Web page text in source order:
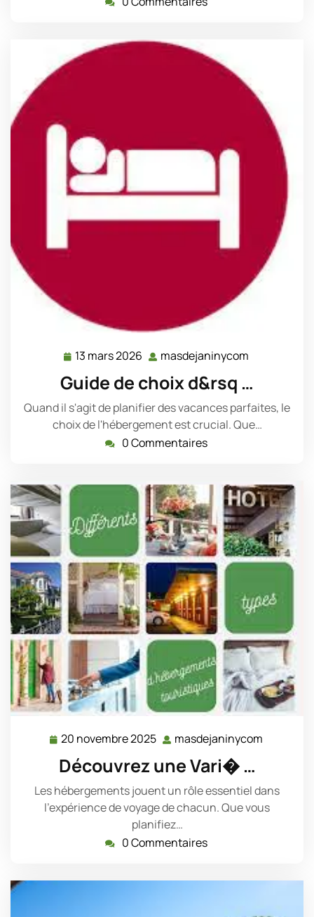
13 mars 2026 13
mars
2026
masdejaninycom
Guide de choix d&rsq …
Quand il s'agit de planifier des vacances parfaites, le
choix de l'hébergement est crucial. Que…
0 Commentaires
20 novembre 2025 20
novembre
2025
masdejaninycom
Découvrez une Vari� …
Les hébergements jouent un rôle essentiel dans
l'expérience de voyage de chacun. Que vous
planifiez…
0 Commentaires